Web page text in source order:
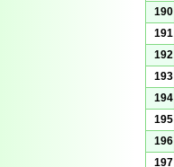
190
191
192
193
194
195
196
197